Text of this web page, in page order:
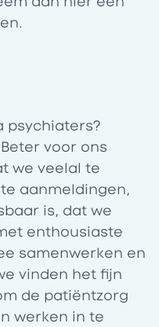
.
psychiaters?
voor ons
we veelal te
aanmeldingen,
is, dat we
enthousiaste
samenwerken en
vinden het fijn
de patiëntzorg
werken in te